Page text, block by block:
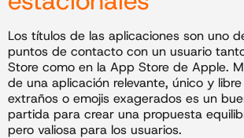
Los títulos de las aplicaciones son uno
puntos de contacto con un usuario
Store como en la App Store de Apple.
de una aplicación relevante, único y
extraños o emojis exagerados es un
partida para crear una propuesta
pero valiosa para los usuarios.